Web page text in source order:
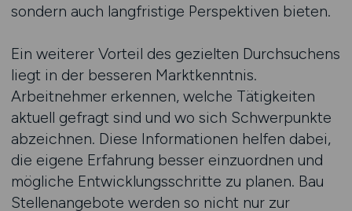
sondern auch langfristige Perspektiven bieten.
Ein weiterer Vorteil des gezielten Durchsuchens
liegt in der besseren Marktkenntnis.
Arbeitnehmer erkennen, welche Tätigkeiten
aktuell gefragt sind und wo sich Schwerpunkte
abzeichnen. Diese Informationen helfen dabei,
die eigene Erfahrung besser einzuordnen und
mögliche Entwicklungsschritte zu planen. Bau
Stellenangebote werden so nicht nur zur